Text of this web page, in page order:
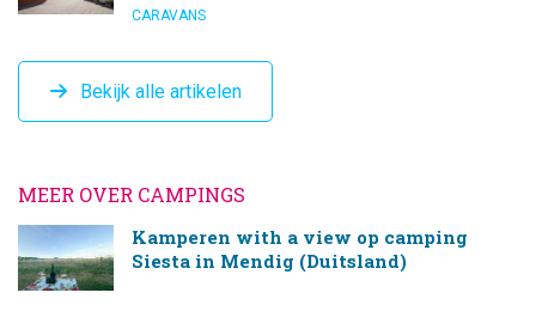
CARAVANS
Bekijk alle artikelen
MEER OVER CAMPINGS
Kamperen with a view op camping
Siesta in Mendig (Duitsland)